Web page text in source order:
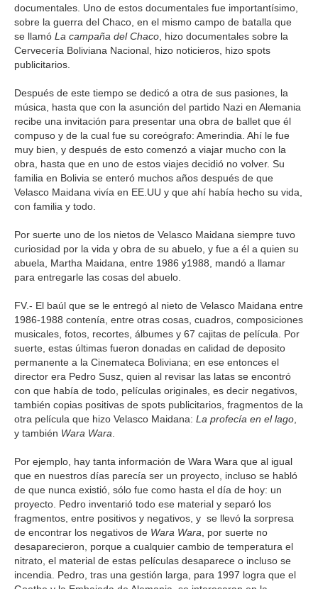
documentales. Uno de estos documentales fue importantísimo,
sobre la guerra del Chaco, en el mismo campo de batalla que
se llamó La campaña del Chaco , hizo documentales sobre la
Cervecería Boliviana Nacional, hizo noticieros, hizo spots
publicitarios.
Después de este tiempo se dedicó a otra de sus pasiones, la
música, hasta que con la asunción del partido Nazi en Alemania
recibe una invitación para presentar una obra de ballet que él
compuso y de la cual fue su coreógrafo: Amerindia. Ahí le fue
muy bien, y después de esto comenzó a viajar mucho con la
obra, hasta que en uno de estos viajes decidió no volver. Su
familia en Bolivia se enteró muchos años después de que
Velasco Maidana vivía en EE.UU y que ahí había hecho su vida,
con familia y todo.
Por suerte uno de los nietos de Velasco Maidana siempre tuvo
curiosidad por la vida y obra de su abuelo, y fue a él a quien su
abuela, Martha Maidana, entre 1986 y1988, mandó a llamar
para entregarle las cosas del abuelo.
FV.- El baúl que se le entregó al nieto de Velasco Maidana entre
1986-1988 contenía, entre otras cosas, cuadros, composiciones
musicales, fotos, recortes, álbumes y 67 cajitas de película. Por
suerte, estas últimas fueron donadas en calidad de deposito
permanente a la Cinemateca Boliviana; en ese entonces el
director era Pedro Susz, quien al revisar las latas se encontró
con que había de todo, películas originales, es decir negativos,
también copias positivas de spots publicitarios, fragmentos de la
otra película que hizo Velasco Maidana: La profecía en el lago
y también Wara Wara
Por ejemplo, hay tanta información de Wara Wara que al igual
que en nuestros días parecía ser un proyecto, incluso se habló
de que nunca existió, sólo fue como hasta el día de hoy: un
proyecto. Pedro inventarió todo ese material y separó los
fragmentos, entre positivos y negativos, y se llevó la sorpresa
de encontrar los negativos de Wara Wara , por suerte no
desaparecieron, porque a cualquier cambio de temperatura el
nitrato, el material de estas películas desaparece o incluso se
incendia. Pedro, tras una gestión larga, para 1997 logra que el